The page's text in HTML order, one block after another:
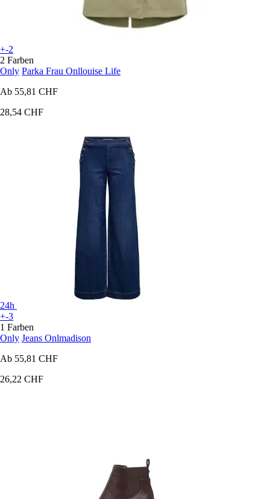
+-2
2 Farben
Only Parka Frau Onllouise Life
Ab 55,81 CHF
28,54 CHF
24h
+-3
1 Farben
Only Jeans Onlmadison
Ab 55,81 CHF
26,22 CHF